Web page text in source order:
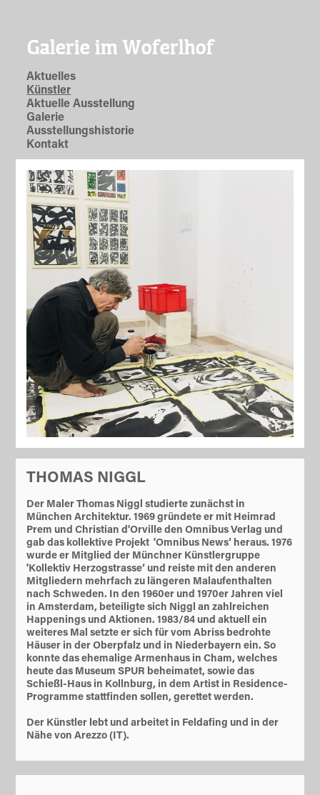
Galerie im Woferlhof
Aktuelles
Künstler
Aktuelle Ausstellung
Galerie
Ausstellungshistorie
Kontakt
THOMAS NIGGL
Der Maler Thomas Niggl studierte zunächst in
München Architektur. 1969 gründete er mit Heimrad
Prem und Christian d'Orville den Omnibus Verlag und
gab das kollektive Projekt 'Omnibus News‘ heraus. 1976
wurde er Mitglied der Münchner Künstlergruppe
'Kollektiv Herzogstrasse‘ und reiste mit den anderen
Mitgliedern mehrfach zu längeren Malaufenthalten
nach Schweden. In den 1960er und 1970er Jahren viel
in Amsterdam, beteiligte sich Niggl an zahlreichen
Happenings und Aktionen. 1983/84 und aktuell ein
weiteres Mal setzte er sich für vom Abriss bedrohte
Häuser in der Oberpfalz und in Niederbayern ein. So
konnte das ehemalige Armenhaus in Cham, welches
heute das Museum SPUR beheimatet, sowie das
Schießl-Haus in Kollnburg, in dem Artist in Residence-
Programme stattfinden sollen, gerettet werden.
Der Künstler lebt und arbeitet in Feldafing und in der
Nähe von Arezzo (IT).